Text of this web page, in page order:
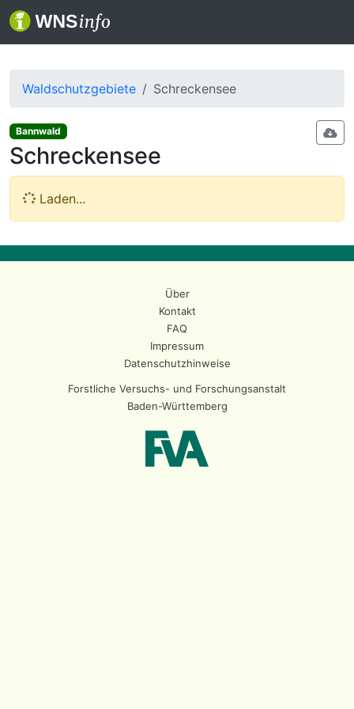
Waldschutzgebiete Schreckensee
Bannwald
Schreckensee
Laden...
Über
Kontakt
FAQ
Impressum
Datenschutzhinweise
Forstliche Versuchs- und Forschungsanstalt
Baden-Württemberg